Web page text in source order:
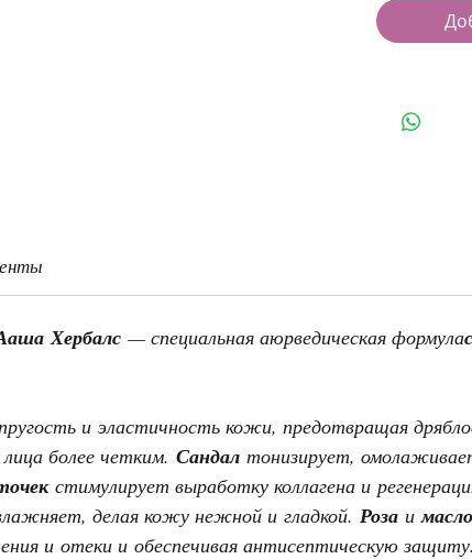
Хербалс — специальная аюрведическая формула
и эластичность кожи, предотвращая
более четким. Сандал тонизирует,
стимулирует выработку коллагена и
делая кожу нежной и гладкой. Роза и
и отеки и обеспечивая антисептическую защиту.